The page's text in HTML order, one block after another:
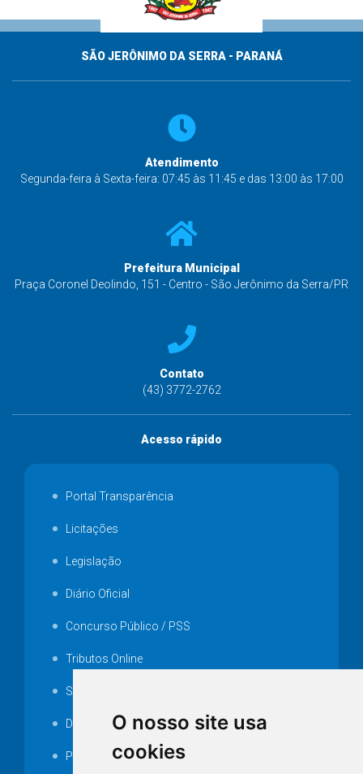
O nosso site usa
cookies
SÃO JERÔNIMO DA SERRA - PARANÁ
Atendimento
Segunda-feira à Sexta-feira: 07:45 às 11:45 e das 13:00 às 17:00
Prefeitura Municipal
Praça Coronel Deolindo, 151 - Centro - São Jerônimo da Serra/PR
Contato
(43) 3772-2762
Acesso rápido
Portal Transparência
Licitações
Legislação
Diário Oficial
Concurso Público / PSS
Tributos Online
Serviços ISS-E
Decretos
Portarias